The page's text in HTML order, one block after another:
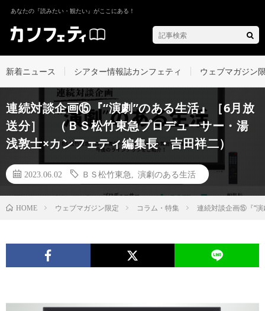
あなたの『読みたい・観たい』がここにある！
新着ニュース シアター情報誌カンフェティ ウェブマガジン
連続対談企画⑮『“演劇”のある生活』［6月放
送分］ （ＢＳ松竹東急プロデューサー・湯
浅敦士×カンフェティ編集長・吉田祥二）
2023.06.02 ＢＳ松竹東急 演劇のある生活
HOME ウェブマガジン限定 コラム・特集 連続対談企画⑮『“